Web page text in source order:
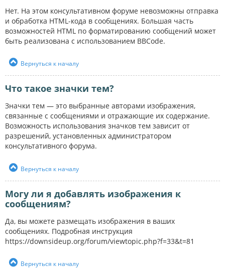
Нет. На этом консультативном форуме невозможны отправка
и обработка HTML-кода в сообщениях. Большая часть
возможностей HTML по форматированию сообщений может
быть реализована с использованием BBCode.
Вернуться к началу
Что такое значки тем?
Значки тем — это выбранные авторами изображения,
связанные с сообщениями и отражающие их содержание.
Возможность использования значков тем зависит от
разрешений, установленных администратором
консультативного форума.
Вернуться к началу
Могу ли я добавлять изображения к
сообщениям?
Да, вы можете размещать изображения в ваших
сообщениях. Подробная инструкция
https://downsideup.org/forum/viewtopic.php?f=33&t=81
Вернуться к началу